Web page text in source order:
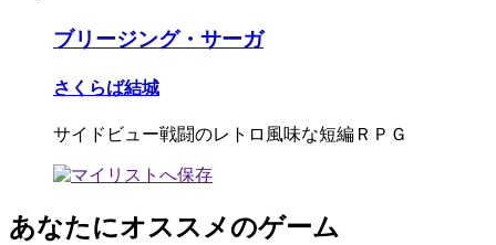
ブリージング・サーガ
さくらば結城
サイドビュー戦闘のレトロ風味な短編ＲＰＧ
あなたにオススメのゲーム